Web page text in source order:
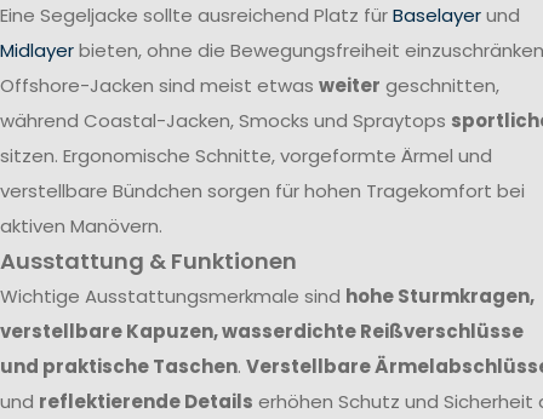
Eine Segeljacke sollte ausreichend Platz fürBaselayerund
Midlayerbieten, ohne die Bewegungsfreiheit
Offshore-Jacken sind meist etwas weiter geschnitten,
während Coastal-Jacken, Smocks und Spraytops
sitzen. Ergonomische Schnitte, vorgeformte Ärmel und
verstellbare Bündchen sorgen für hohen Tragekomfort bei
aktiven Manövern.
Ausstattung & Funktionen
Wichtige Ausstattungsmerkmale sind hohe Sturmkragen,
verstellbare Kapuzen, wasserdichte Reißverschlüsse
und praktische Taschen. Verstellbare
und reflektierende Details erhöhen Schutz und Sicherheit